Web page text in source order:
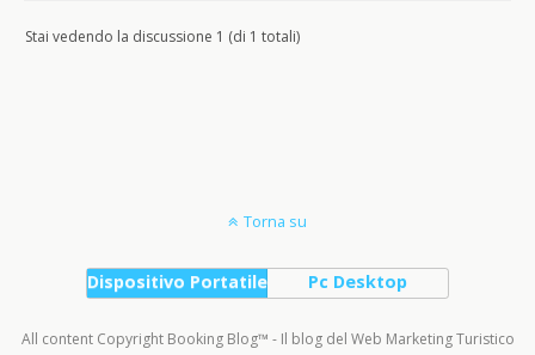
Stai vedendo la discussione 1 (di 1 totali)
Torna su
Dispositivo Portatile Pc Desktop
All content Copyright Booking Blog™ - Il blog del Web Marketing Turistico